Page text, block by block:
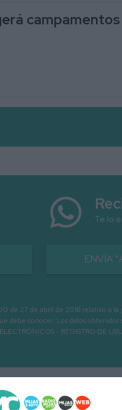
Te lo
ENVÍA
27 de abril de 2016 relativo a
debe conocer: Los datos
- REGISTRO DE